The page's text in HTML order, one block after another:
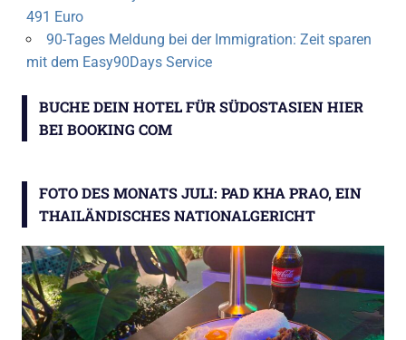
491 Euro
90-Tages Meldung bei der Immigration: Zeit sparen
mit dem Easy90Days Service
BUCHE DEIN HOTEL FÜR SÜDOSTASIEN HIER
BEI BOOKING COM
FOTO DES MONATS JULI: PAD KHA PRAO, EIN
THAILÄNDISCHES NATIONALGERICHT